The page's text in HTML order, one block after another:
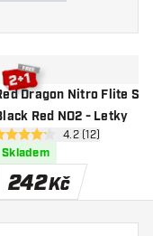
přání
Dragon Nitro Flite
Red NO2 - Letky
otevřít panel
hodnoticí hvězdičky
4.2 (12)
Skladem
242Kč